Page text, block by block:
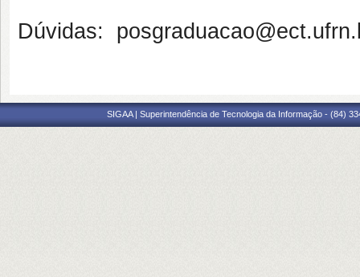
Dúvidas:
SIGAA | Superintendência de Tecnologia da Informação - (84)